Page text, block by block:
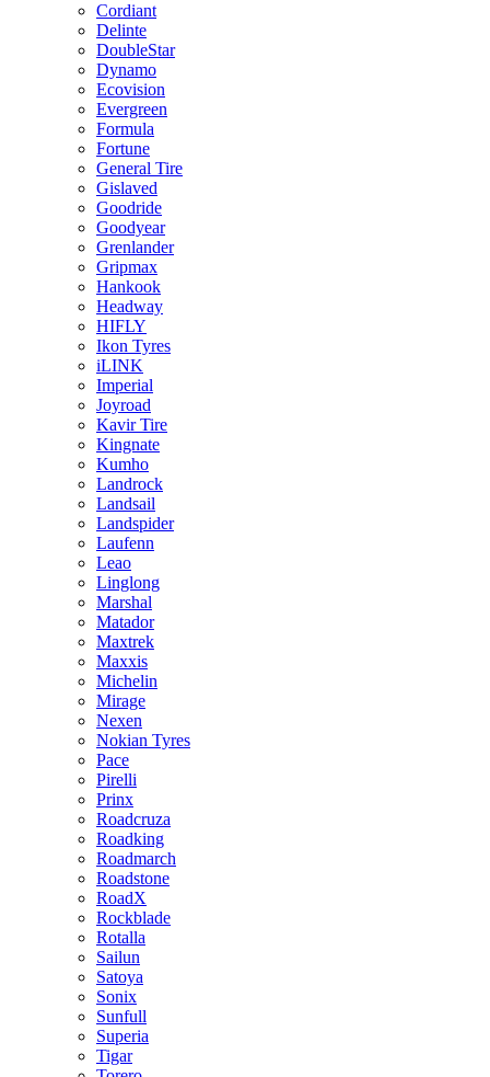
Cordiant
Delinte
DoubleStar
Dynamo
Ecovision
Evergreen
Formula
Fortune
General Tire
Gislaved
Goodride
Goodyear
Grenlander
Gripmax
Hankook
Headway
HIFLY
Ikon Tyres
iLINK
Imperial
Joyroad
Kavir Tire
Kingnate
Kumho
Landrock
Landsail
Landspider
Laufenn
Leao
Linglong
Marshal
Matador
Maxtrek
Maxxis
Michelin
Mirage
Nexen
Nokian Tyres
Pace
Pirelli
Prinx
Roadcruza
Roadking
Roadmarch
Roadstone
RoadX
Rockblade
Rotalla
Sailun
Satoya
Sonix
Sunfull
Superia
Tigar